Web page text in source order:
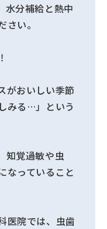
水分補給と熱中
い。
がおいしい季節
みる…」という
知覚過敏や虫
なっていること
医院では、虫歯